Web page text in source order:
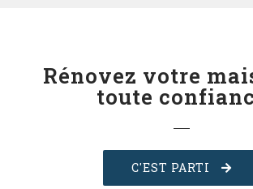
Rénovez votre
toute
C'EST PARTI